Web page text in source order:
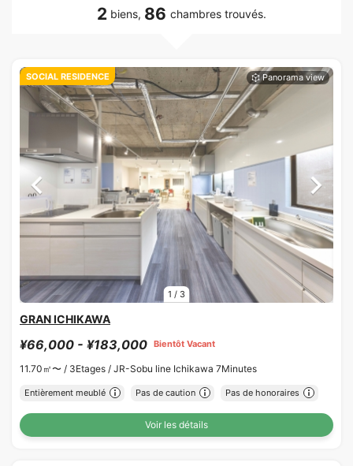
2 biens, 86 chambres trouvés.
1 / 3
SOCIAL RESIDENCE
GRAN ICHIKAWA
¥66,000 - ¥183,000 Bientôt Vacant
11.70㎡〜 / 3Etages / JR-Sobu line Ichikawa 7Minutes
Entièrement meublé Pas de caution Pas de honoraires
Voir les détails